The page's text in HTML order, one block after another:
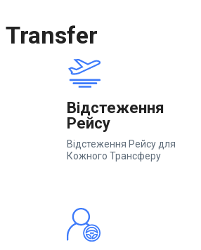
Відстеження
Рейсу
Відстеження Рейсу для
Кожного Трансферу